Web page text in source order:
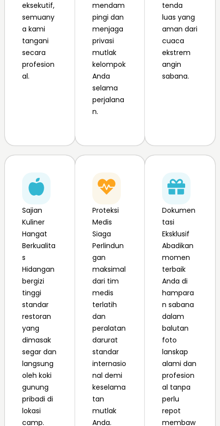
eksekutif,
semuany
a kami
tangani
secara
profesion
al.
mendam
pingi dan
menjaga
privasi
mutlak
kelompok
Anda
selama
perjalana
n.
tenda
luas yang
aman dari
cuaca
ekstrem
angin
sabana.
Sajian
Kuliner
Hangat
Berkualita
s
Hidangan
bergizi
tinggi
standar
restoran
yang
dimasak
segar dan
langsung
oleh koki
gunung
pribadi di
lokasi
camp.
Proteksi
Medis
Siaga
Perlindun
gan
maksimal
dari tim
medis
terlatih
dan
peralatan
darurat
standar
internasio
nal demi
keselama
tan
mutlak
Anda.
Dokumen
tasi
Eksklusif
Abadikan
momen
terbaik
Anda di
hampara
n sabana
dalam
balutan
foto
lanskap
alami dan
profesion
al tanpa
perlu
repot
membaw